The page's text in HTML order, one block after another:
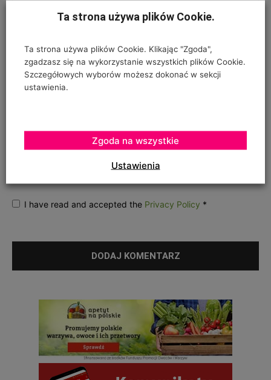
Twój adres e-mail nie zostanie opublikowany, podajesz go wyłącznie do
spamu. Pola, których wypełnienie jest wymagane, są oznaczone
I have read and accepted the Privacy Policy *
Ta strona używa plików Cookie.
Ta strona używa plików Cookie. Klikając "Zgoda",
zgadzasz się na wykorzystanie wszystkich plików Cookie.
Szczegółowych wyborów możesz dokonać w sekcji
ustawienia.
Ustawienia
Zgoda na wszystkie